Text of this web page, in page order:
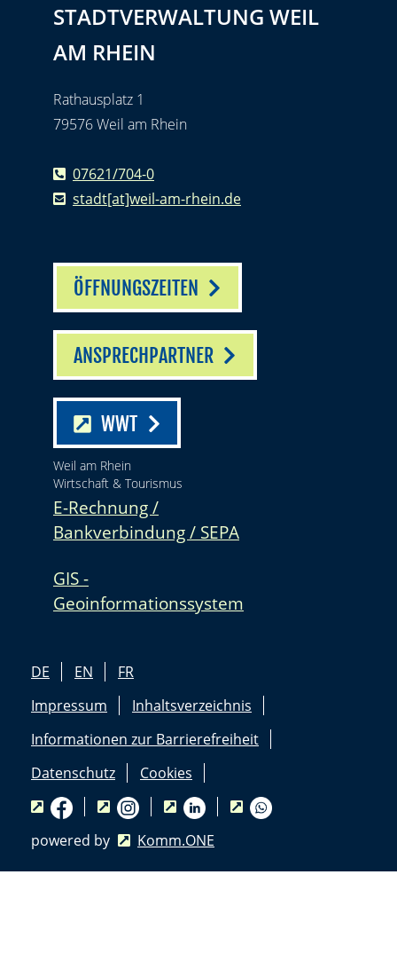
STADTVERWALTUNG WEIL
AM RHEIN
Rathausplatz 1
79576 Weil am Rhein
07621/704-0
stadt[at]weil-am-rhein.de
ÖFFNUNGSZEITEN
ANSPRECHPARTNER
WWT
Weil am Rhein
Wirtschaft & Tourismus
E-Rechnung /
Bankverbindung / SEPA
GIS -
Geoinformationssystem
DE EN
FR
Impressum
Inhaltsverzeichnis
Informationen zur Barrierefreiheit
Datenschutz
Cookies
powered by Komm.ONE